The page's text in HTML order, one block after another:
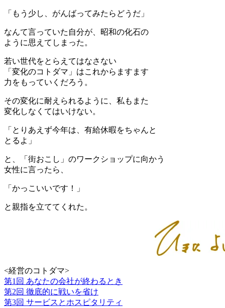
「もう少し、がんばってみたらどうだ」
なんて言っていた自分が、昭和の化石の
ように思えてしまった。
若い世代をとらえてはなさない
「変化のコトダマ」はこれからますます
力をもっていくだろう。
その変化に耐えられるように、私もまた
変化しなくてはいけない。
「とりあえず今年は、有給休暇をちゃんと
とるよ」
と、「街おこし」のワークショップに向かう
女性に言ったら、
「かっこいいです！」
と親指を立ててくれた。
<経営のコトダマ>
第1回 あなたの会社が終わるとき
第2回 徹底的に戦いを省け
第3回 サービスとホスピタリティ